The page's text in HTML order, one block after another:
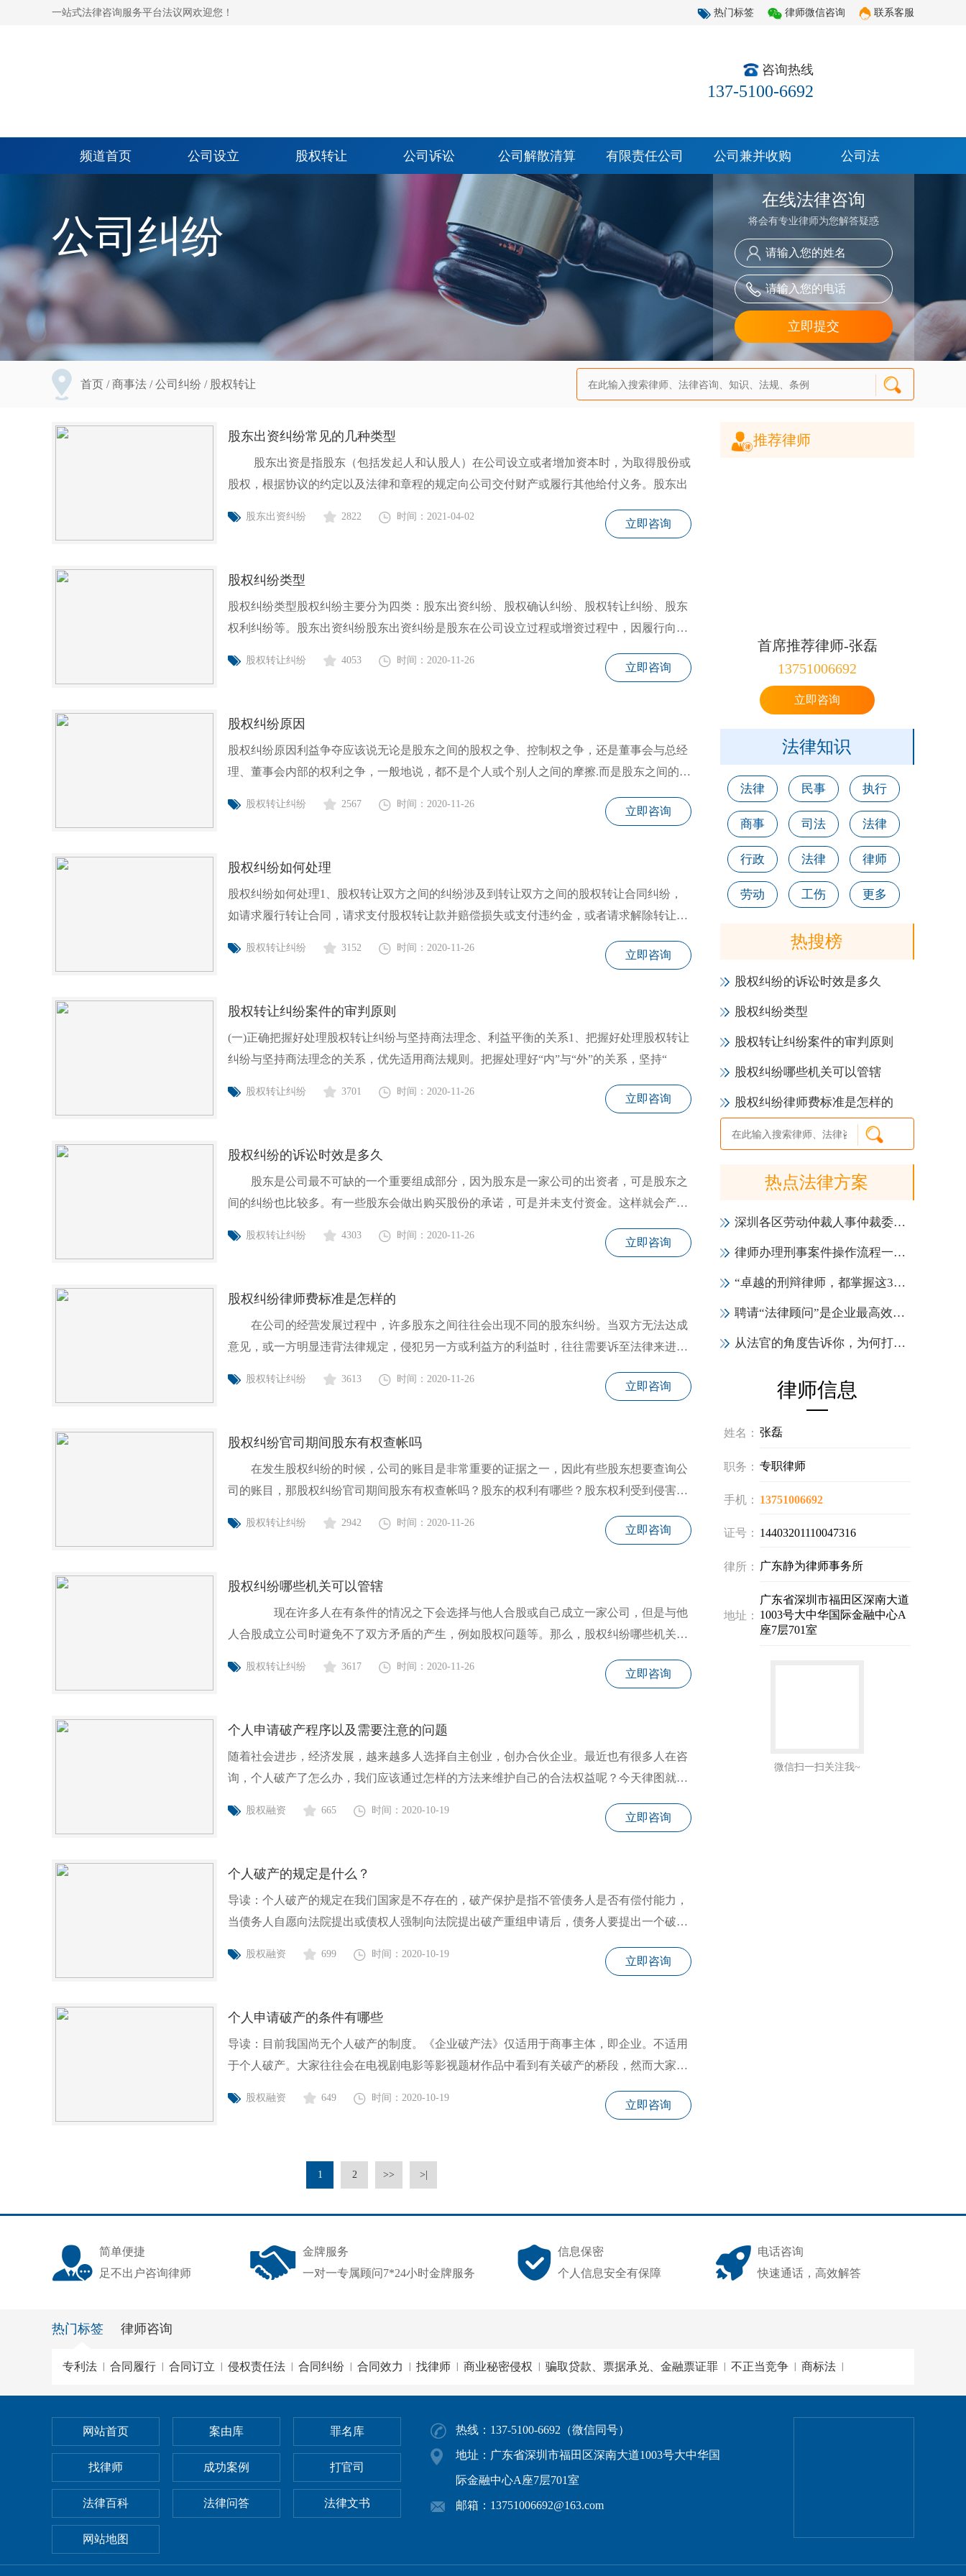
一站式法律咨询服务平台法议网欢迎您！ 热门标签 律师微信咨询 联系客服
咨询热线
137-5100-6692
频道首页 公司设立 股权转让 公司诉讼 公司解散清算 有限责任公司 公司兼并收购 公司法
公司纠纷
在线法律咨询
将会有专业律师为您解答疑惑
首页 /商事法 /公司纠纷 / 股权转让
推荐律师
首席推荐律师-张磊
13751006692
立即咨询
法律知识
法律 民事 执行
商事 司法 法律
行政 法律 律师
劳动 工伤 更多
热搜榜
股权纠纷的诉讼时效是多久
股权纠纷类型
股权转让纠纷案件的审判原则
股权纠纷哪些机关可以管辖
股权纠纷律师费标准是怎样的
热点法律方案
深圳各区劳动仲裁人事仲裁委员会一览表（地址+电话）
律师办理刑事案件操作流程一览表（2021年版）
“卓越的刑辩律师，都掌握这3大会见技巧！”
聘请“法律顾问”是企业最高效的投资，6大作用实力证明！
从法官的角度告诉你，为何打官司一定要请律师
律师信息
姓名： 张磊
职务： 专职律师
手机： 13751006692
证号： 14403201110047316
律所： 广东静为律师事务所
地址：
广东省深圳市福田区深南大道
1003号大中华国际金融中心A
座7层701室
微信扫一扫关注我~
股东出资纠纷常见的几种类型
股权，根据协议的约定以及法律和章程的规定向公司交付财产或履行其他给付义务。股东出
股东出资纠纷 2822 时间：2021-04-02
立即咨询
股权纠纷类型
股权纠纷类型股权纠纷主要分为四类：股东出资纠纷、股权确认纠纷、股权转让纠纷、股东
权利纠纷等。股东出资纠纷股东出资纠纷是股东在公司设立过程或增资过程中，因履行向公
股权转让纠纷 4053 时间：2020-11-26
立即咨询
股权纠纷原因
股权纠纷原因利益争夺应该说无论是股东之间的股权之争、控制权之争，还是董事会与总经
理、董事会内部的权利之争，一般地说，都不是个人或个别人之间的摩擦.而是股东之间的利
股权转让纠纷 2567 时间：2020-11-26
立即咨询
股权纠纷如何处理
股权纠纷如何处理1、股权转让双方之间的纠纷涉及到转让双方之间的股权转让合同纠纷，
如请求履行转让合同，请求支付股权转让款并赔偿损失或支付违约金，或者请求解除转让合
股权转让纠纷 3152 时间：2020-11-26
立即咨询
股权转让纠纷案件的审判原则
(一)正确把握好处理股权转让纠纷与坚持商法理念、利益平衡的关系1、把握好处理股权转让
纠纷与坚持商法理念的关系，优先适用商法规则。把握处理好“内”与“外”的关系，坚持“
股权转让纠纷 3701 时间：2020-11-26
立即咨询
股权纠纷的诉讼时效是多久
股东是公司最不可缺的一个重要组成部分，因为股东是一家公司的出资者，可是股东之
间的纠纷也比较多。有一些股东会做出购买股份的承诺，可是并未支付资金。这样就会产生
股权转让纠纷 4303 时间：2020-11-26
立即咨询
股权纠纷律师费标准是怎样的
在公司的经营发展过程中，许多股东之间往往会出现不同的股东纠纷。当双方无法达成
意见，或一方明显违背法律规定，侵犯另一方或利益方的利益时，往往需要诉至法律来进行
股权转让纠纷 3613 时间：2020-11-26
立即咨询
股权纠纷官司期间股东有权查帐吗
在发生股权纠纷的时候，公司的账目是非常重要的证据之一，因此有些股东想要查询公
司的账目，那股权纠纷官司期间股东有权查帐吗？股东的权利有哪些？股东权利受到侵害怎
股权转让纠纷 2942 时间：2020-11-26
立即咨询
股权纠纷哪些机关可以管辖
现在许多人在有条件的情况之下会选择与他人合股或自己成立一家公司，但是与他
人合股成立公司时避免不了双方矛盾的产生，例如股权问题等。那么，股权纠纷哪些机关可
股权转让纠纷 3617 时间：2020-11-26
立即咨询
个人申请破产程序以及需要注意的问题
随着社会进步，经济发展，越来越多人选择自主创业，创办合伙企业。最近也有很多人在咨
询，个人破产了怎么办，我们应该通过怎样的方法来维护自己的合法权益呢？今天律图就来
股权融资 665 时间：2020-10-19
立即咨询
个人破产的规定是什么？
导读：个人破产的规定在我们国家是不存在的，破产保护是指不管债务人是否有偿付能力，
当债务人自愿向法院提出或债权人强制向法院提出破产重组申请后，债务人要提出一个破产
股权融资 699 时间：2020-10-19
立即咨询
个人申请破产的条件有哪些
导读：目前我国尚无个人破产的制度。《企业破产法》仅适用于商事主体，即企业。不适用
于个人破产。大家往往会在电视剧电影等影视题材作品中看到有关破产的桥段，然而大家看
股权融资 649 时间：2020-10-19
立即咨询
1 2 >> >|
简单便捷
足不出户咨询律师
金牌服务
一对一专属顾问7*24小时金牌服务
信息保密
个人信息安全有保障
电话咨询
快速通话，高效解答
热门标签 律师咨询
专利法 | 合同履行 | 合同订立 | 侵权责任法 | 合同纠纷 | 合同效力 | 找律师 | 商业秘密侵权 | 骗取贷款、票据承兑、金融票证罪 | 不正当竞争 | 商标法 |
网站首页 案由库 罪名库
找律师 成功案例 打官司
法律百科 法律问答 法律文书
网站地图
热线：137-5100-6692（微信同号）
地址：广东省深圳市福田区深南大道1003号大中华国
际金融中心A座7层701室
邮箱：13751006692@163.com